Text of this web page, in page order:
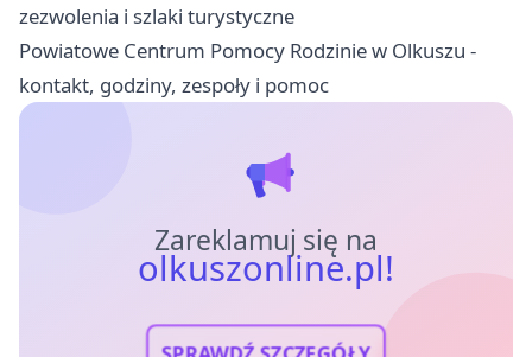
zezwolenia i szlaki turystyczne
Powiatowe Centrum Pomocy Rodzinie w Olkuszu -
kontakt, godziny, zespoły i pomoc
Zareklamuj się na
olkuszonline.pl!